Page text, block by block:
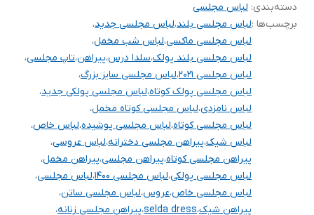
مشخصات کارها زیر آنها نوشته شده است، دقت لازم رو داشته باشید
چون این پیچ امکان تعویض مدل و مرجوع ندارد و فقط امکان تعویض
دسته‌بندی: لباس مجلسی
برچسب‌ها :لباس مجلسی بلند،لباس مجلسی جدید،
لباس مجلسی ماکسی،لباس شب مخمل،
لباس مجلسی بلند پولک،سلدا درس،پیراهن،تاپ مجلسی،
لباس مجلسی ۲۰۲۱
،لباس مجلسی سایز بزرگ،
لباس مجلسی پولک کوتاه،لباس مجلسی پولکی جدید،
لباس نامزدی،لباس مجلسی کوتاه مخمل،
لباس مجلسی کوتاه،لباس مجلسی پوشیده،لباس خاص،
لباس شیک،پیراهن مجلسی دخترانه،لباس عروسی،
پیراهن مجلسی کوتاه،پیراهن مجلسی،پیراهن مخمل،
لباس مجلسی پولکی،لباس مجلسی ۱۴۰۰ ،لباس مجلسی،
لباس مجلسی خاص،عروس،لباس مجلسی ساتن،
پیراهن شیک،selda dress،پیراهن مجلسی زنانه،